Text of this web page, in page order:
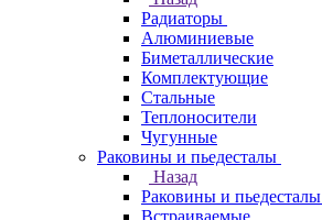
Радиаторы
Алюминиевые
Биметаллические
Комплектующие
Стальные
Теплоносители
Чугунные
Раковины и пьедесталы
Назад
Раковины и пьедесталы
Встраиваемые